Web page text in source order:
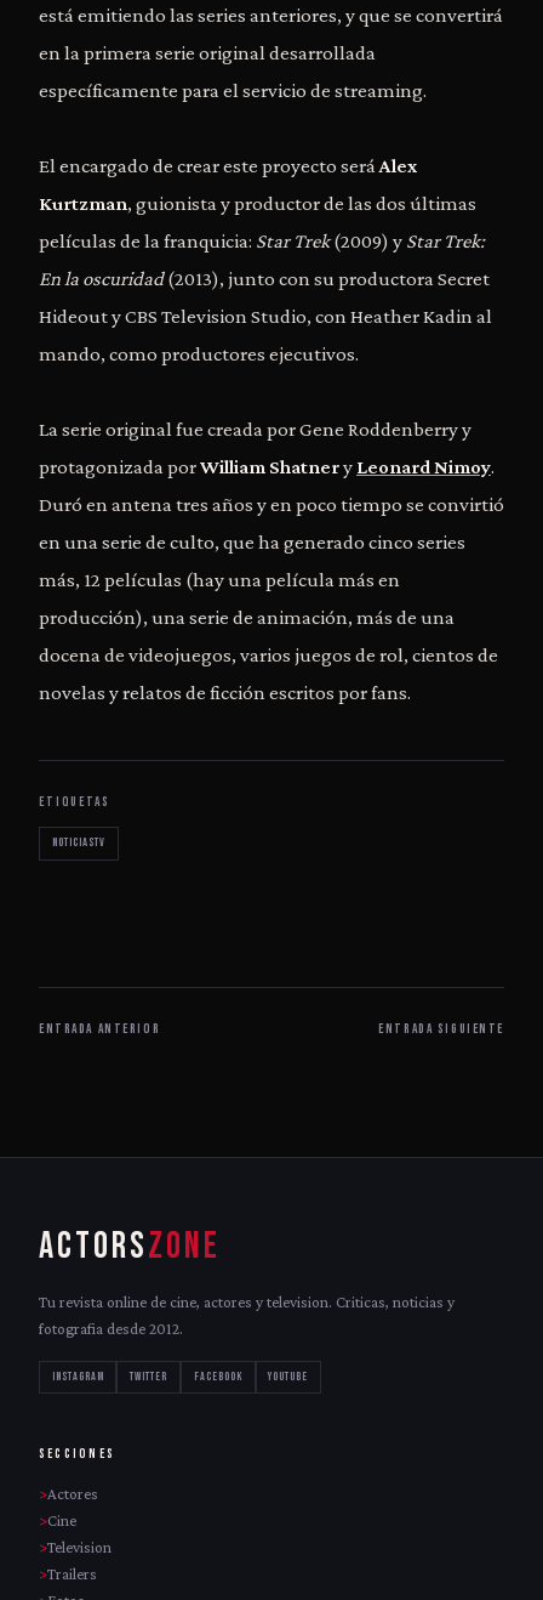
está emitiendo las series anteriores, y que se convertirá
en la primera serie original desarrollada
específicamente para el servicio de streaming.
El encargado de crear este proyecto seráAlex
Kurtzman, guionista y productor de las dos últimas
películas de la franquicia: Star Trek(2009) y Star Trek:
En la oscuridad(2013), junto con su productora Secret
Hideout y CBS Television Studio, con Heather Kadin al
mando, como productores ejecutivos.
La serie original fue creada por Gene Roddenberry y
protagonizada porWilliam Shatnery Leonard Nimoy.
Duró en antena tres años y en poco tiempo se convirtió
en una serie de culto, que ha generado cinco series
más, 12 películas (hay una película más en
producción), una serie de animación, más de una
docena de videojuegos, varios juegos de rol, cientos de
novelas y relatos de ficción escritos por fans.
ETIQUETAS
noticiastv
ENTRADA ANTERIOR ENTRADA SIGUIENTE
ACTORSZONE
Tu revista online de cine, actores y television. Criticas, noticias y
fotografia desde 2012.
INSTAGRAM TWITTER FACEBOOK YOUTUBE
SECCIONES
Actores
Cine
Television
Trailers